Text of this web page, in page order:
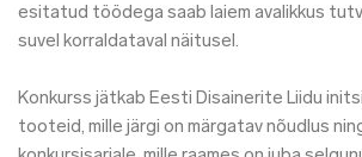
esitatud töödega saab laiem avalikkus
suvel korraldataval näitusel.
Konkurss jätkab Eesti Disainerite Liidu
tooteid, mille järgi on märgatav nõudlus